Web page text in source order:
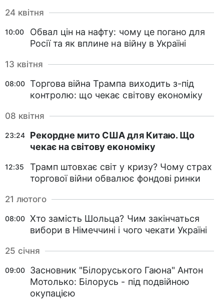
24 квітня
10:00
Обвал цін на нафту: чому це погано для
Росії та як вплине на війну в Україні
13 квітня
08:00 Торгова війна Трампа виходить з-під
контролю: що чекає світову економіку
08 квітня
23:24
Рекордне мито США для Китаю. Що
чекає на світову економіку
12:35
Трамп штовхає світ у кризу? Чому страх
торгової війни обвалює фондові ринки
21 лютого
08:00 Хто замість Шольца? Чим закінчаться
вибори в Німеччині і чого чекати Україні
25 січня
09:00
Засновник "Білоруського Гаюна" Антон
Мотолько: Білорусь - під подвійною
окупацією